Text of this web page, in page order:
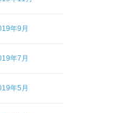
年9月
年7月
年5月